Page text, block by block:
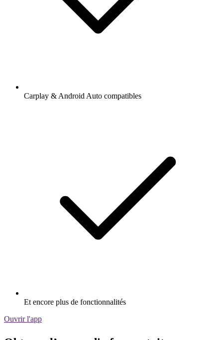
Carplay & Android Auto compatibles
Et encore plus de fonctionnalités
Ouvrir l'app